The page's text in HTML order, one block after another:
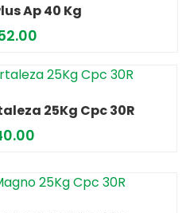
Ap 40 Kg
25Kg Cpc 30R